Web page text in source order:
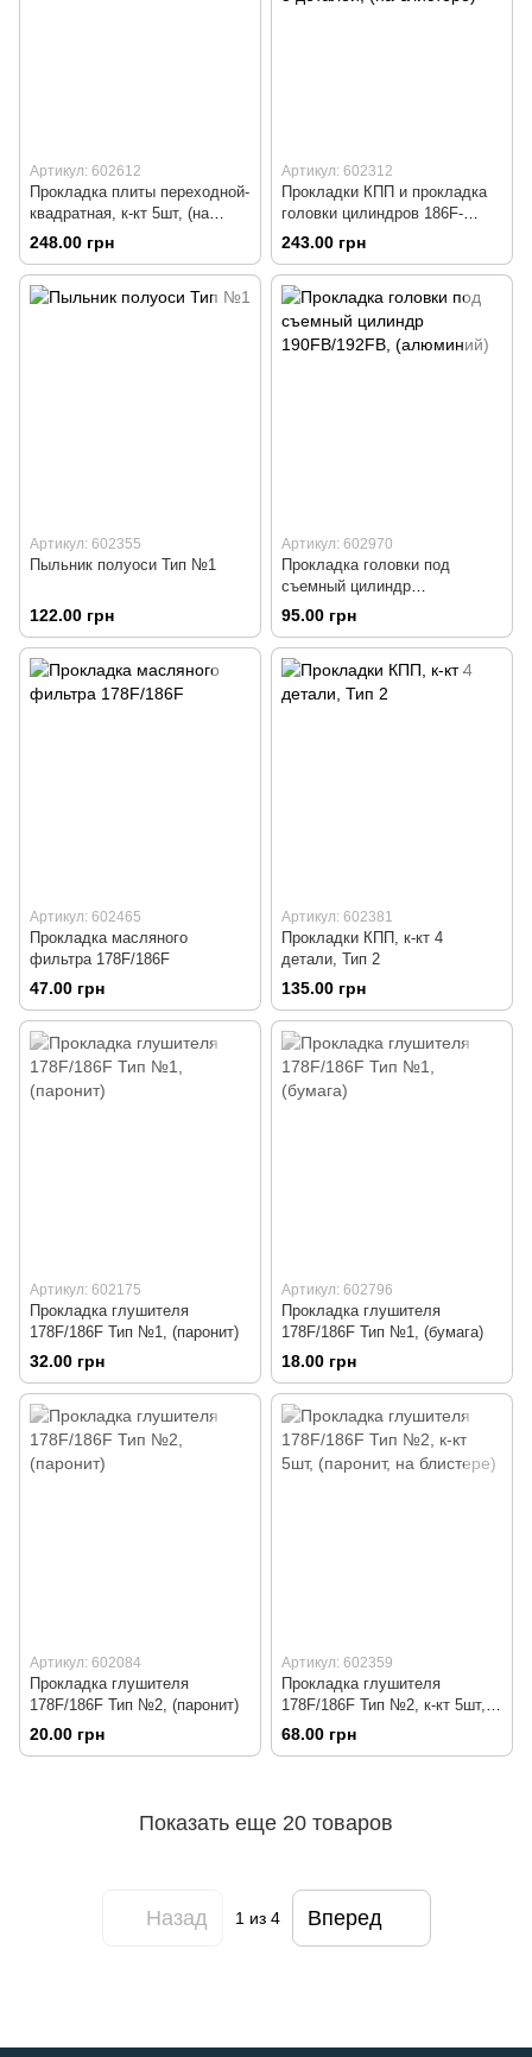
Артикул: 602612
Прокладка плиты переходной-
квадратная, к-кт 5шт, (на
блистере)
248.00 грн
Артикул: 602312
Прокладки КПП и прокладка
головки цилиндров 186F-
86мм, к-кт 5 деталей, (на
блистере)
243.00 грн
Артикул: 602355
Пыльник полуоси Тип №1
122.00 грн
Артикул: 602970
Прокладка головки под
съемный цилиндр
190FB/192FB, (алюминий)
95.00 грн
Артикул: 602465
Прокладка масляного
фильтра 178F/186F
47.00 грн
Артикул: 602381
Прокладки КПП, к-кт 4
детали, Тип 2
135.00 грн
Артикул: 602175
Прокладка глушителя
178F/186F Тип №1, (паронит)
32.00 грн
Артикул: 602796
Прокладка глушителя
178F/186F Тип №1, (бумага)
18.00 грн
Артикул: 602084
Прокладка глушителя
178F/186F Тип №2, (паронит)
20.00 грн
Артикул: 602359
Прокладка глушителя
178F/186F Тип №2, к-кт 5шт,
(паронит, на блистере)
68.00 грн
Показать еще 20 товаров
Назад 1из 4 Вперед